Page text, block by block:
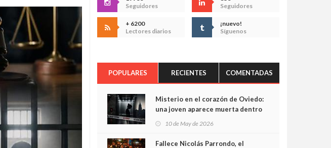
Seguidores
Seguidores
+ 6200
Lectores diarios
¡nuevo!
Síguenos
POPULARES RECIENTES COMENTADAS
Misterio en el corazón de Oviedo:
una joven aparece muerta dentro
cámaras captan sus últimos
minutos
10 de May de 2026
Fallece Nicolás Parrondo, el